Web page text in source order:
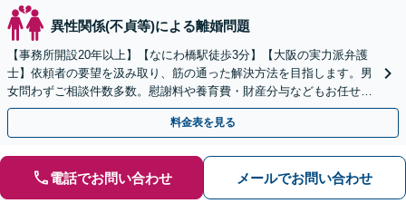
異性関係(不貞等)による離婚問題
【事務所開設20年以上】【なにわ橋駅徒歩3分】【大阪の実力派弁護
士】依頼者の要望を汲み取り、筋の通った解決方法を目指します。男
女問わずご相談件数多数。慰謝料や養育費・財産分与などもお任せく
ださい。【初回30分相談無料】
料金表を見る
電話でお問い合わせ メールでお問い合わせ